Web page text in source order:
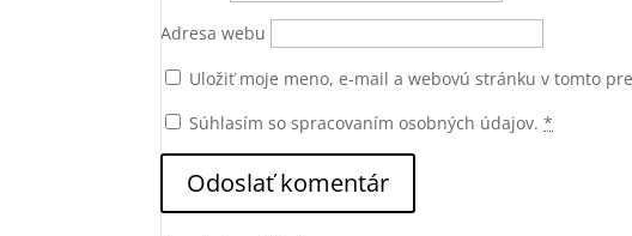
Adresa webu
Uložiť moje meno, e-mail a webovú stránku v tomto
Súhlasím so spracovaním osobných údajov.*